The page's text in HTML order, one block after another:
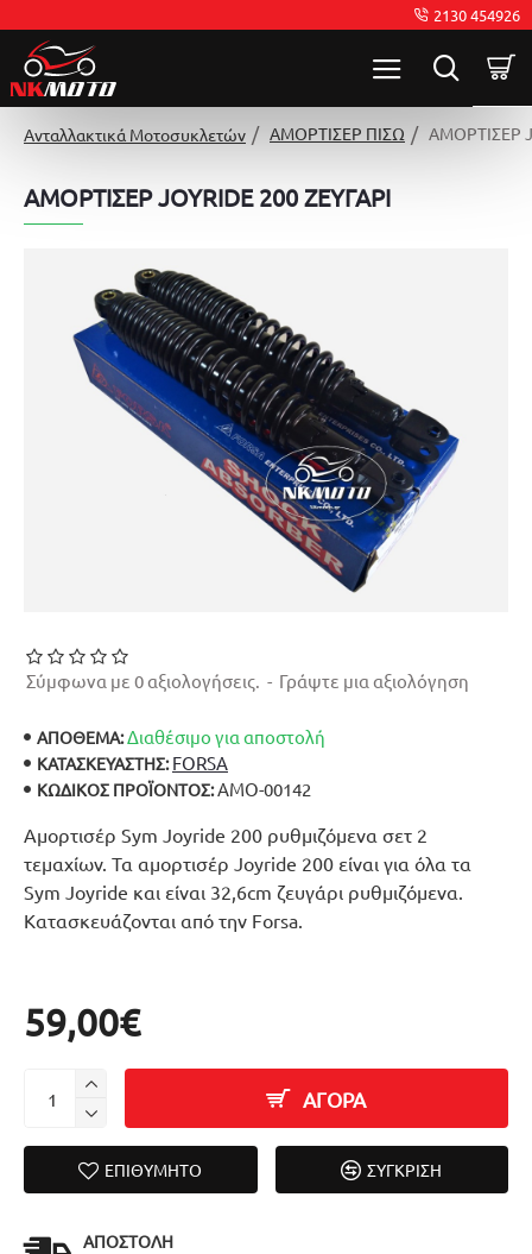
2130 454926
Ανταλλακτικά Μοτοσυκλετών ΑΜΟΡΤΙΣΕΡ ΠΙΣΩ ΑΜΟΡΤΙΣΕΡ
ΑΜΟΡΤΙΣΕΡ JOYRIDE 200 ΖΕΥΓΑΡΙ
Αμορτισέρ Sym Joyride 200 ρυθμιζόμενα σετ 2
τεμαχίων. Τα αμορτισέρ Joyride 200 είναι για όλα τα
Sym Joyride και είναι 32,6cm ζευγάρι ρυθμιζόμενα.
Κατασκευάζονται από την Forsa.
ΑΠΟΘΕΜΑ:Διαθέσιμο για αποστολή
ΚΑΤΑΣΚΕΥΑΣΤΉΣ: FORSA
ΚΩΔΙΚΌΣ ΠΡΟΪΌΝΤΟΣ:ΑΜΟ-00142
Σύμφωνα με 0 αξιολογήσεις. - Γράψτε μια αξιολόγηση
59,00€
ΑΓΟΡΑ
ΕΠΙΘΥΜΗΤΌ ΣΎΓΚΡΙΣΗ
ΑΠΟΣΤΟΛΉ